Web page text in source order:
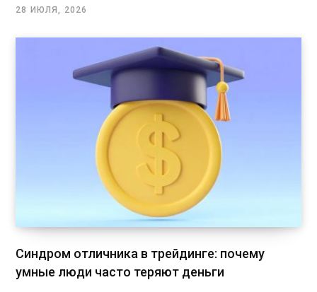
28 ИЮЛЯ, 2026
Синдром отличника в трейдинге: почему
умные люди часто теряют деньги